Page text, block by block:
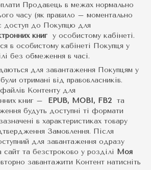
Продавець в межах нормально
часу (як правило – моментально
доступ до Покупцю для
книг у особистому кабінеті.
в особистому кабінеті Покупця у
без обмеження в часі.
для завантаження Покупцям у
отримані від правовласників.
Контенту для
книг –
EPUB, MOBI, FB2 та
будуть доступні ті формати
в характеристиках товару
Замовлення. Після
для завантаження одразу
сайт та безстроково у розділі Моя
завантажити Контент натисніть